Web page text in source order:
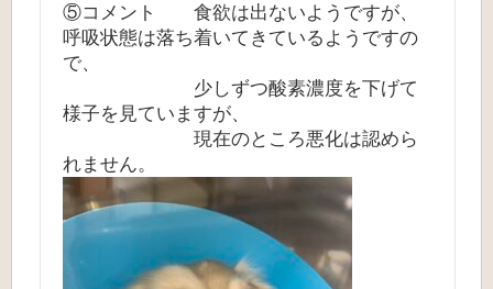
⑤コメント 食欲は出ないようですが、
呼吸状態は落ち着いてきているようですの
で、
少しずつ酸素濃度を下げて
様子を見ていますが、
現在のところ悪化は認めら
れません。